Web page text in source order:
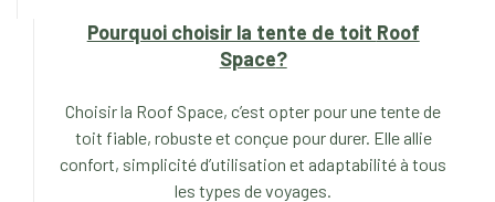
Pourquoi choisir la tente de toit Roof
Space?
Choisir la Roof Space, c’est opter pour une tente de
toit fiable, robuste et conçue pour durer. Elle allie
confort, simplicité d’utilisation et adaptabilité à tous
les types de voyages.